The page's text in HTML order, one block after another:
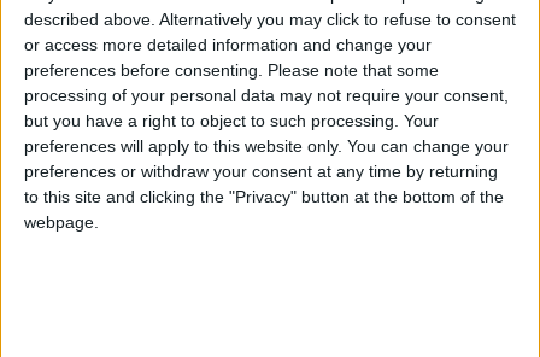
described above. Alternatively you may click to refuse to consent
or access more detailed information and change your
preferences before consenting.
Please note that some
processing of your personal data may not require your consent,
but you have a right to object to such processing. Your
preferences will apply to this website only. You can change your
preferences or withdraw your consent at any time by returning
to this site and clicking the "Privacy" button at the bottom of the
webpage.
Nuovo record di visite per Voglio Vivere Così
Magazine. Martedì13 settembreabbiamo
toccato la punta stagionale di lettori in una
giornata. Sono stati ben
11.634 gli accessi al
nostro portalee per noi, impegnati
quotidianamente nel dare informazioni attente e